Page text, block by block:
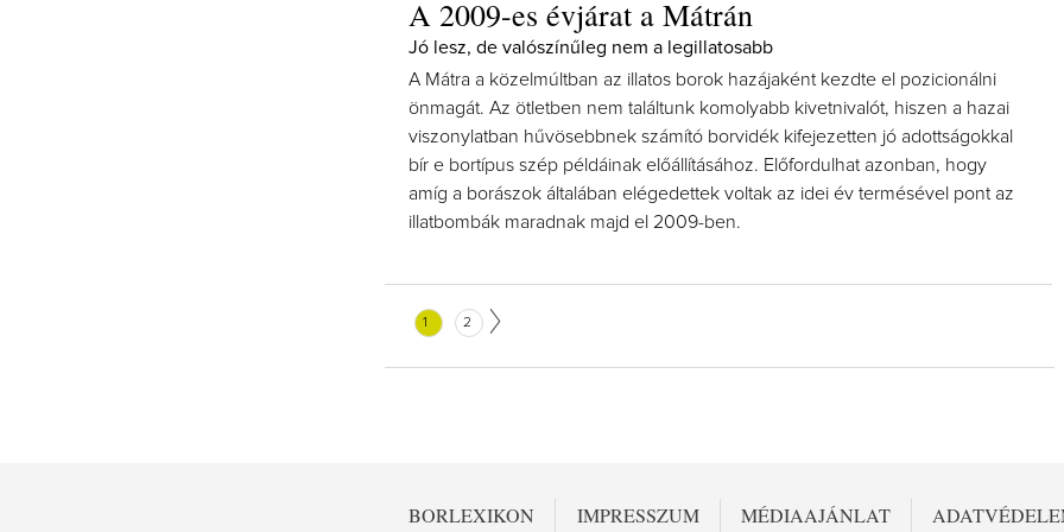
A 2009-es évjárat a Mátrán
Jó lesz, de valószínűleg nem a legillatosabb
A Mátra a közelmúltban az illatos borok hazájaként kezdte el pozicionálni
önmagát. Az ötletben nem találtunk komolyabb kivetnivalót, hiszen a hazai
viszonylatban hűvösebbnek számító borvidék kifejezetten jó adottságokkal
bír e bortípus szép példáinak előállításához. Előfordulhat azonban, hogy
amíg a borászok általában elégedettek voltak az idei év termésével pont az
illatbombák maradnak majd el 2009-ben.
1 2
BORLEXIKON IMPRESSZUM MÉDIAAJÁNLAT